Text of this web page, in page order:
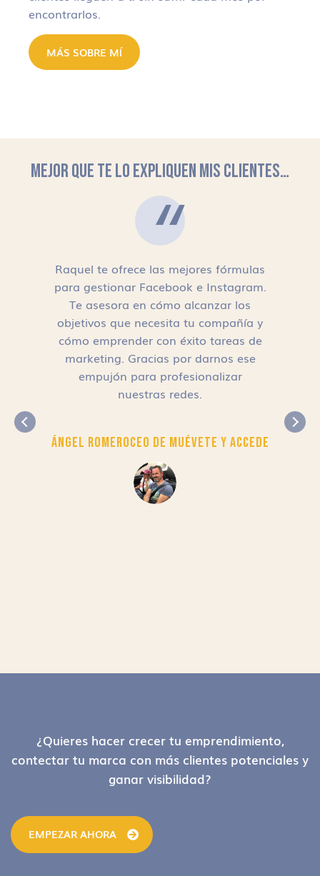
encontrarlos.
MÁS SOBRE MÍ
MEJOR QUE TE LO EXPLIQUEN MIS CLIENTES…
Raquel te ofrece las mejores fórmulas
para gestionar Facebook e Instagram.
Te asesora en cómo alcanzar los
objetivos que necesita tu compañía y
cómo emprender con éxito tareas de
marketing. Gracias por darnos ese
empujón para profesionalizar
nuestras redes.
Ángel RomeroCEO de Muévete y Accede
Footer¿Quieres hacer crecer tu emprendimiento,
contectar tu marca con más clientes potenciales y
ganar visibilidad?
EMPEZAR AHORA